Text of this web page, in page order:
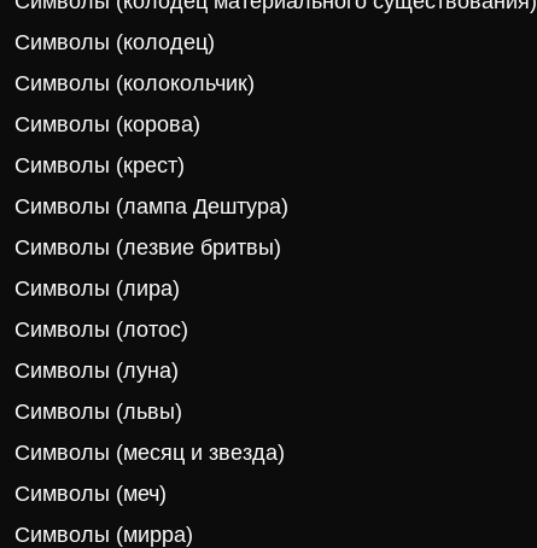
Символы (колодец)
Символы (колокольчик)
Символы (корова)
Символы (крест)
Символы (лампа Дештура)
Символы (лезвие бритвы)
Символы (лира)
Символы (лотос)
Символы (луна)
Символы (львы)
Символы (месяц и звезда)
Символы (меч)
Символы (мирра)